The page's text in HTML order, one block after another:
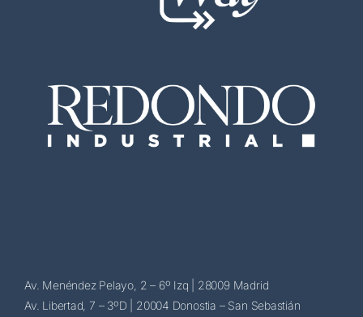
Av. Menéndez Pelayo, 2 – 6º Izq | 28009 Madrid
Av. Libertad, 7 – 3ºD | 20004 Donostia – San Sebastián